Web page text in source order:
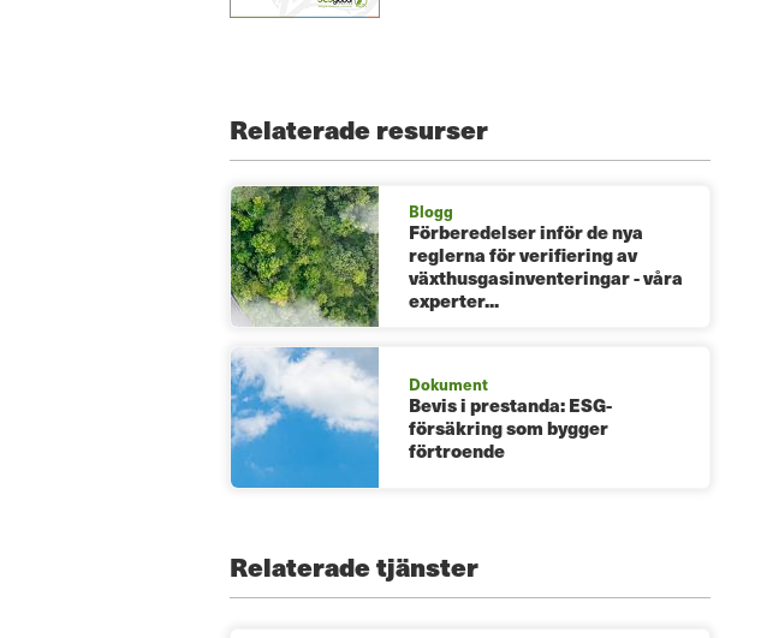
Relaterade resurser
Blogg
Förberedelser inför de nya
reglerna för verifiering av
växthusgasinventeringar - våra
experter...
Dokument
Bevis i prestanda: ESG-
försäkring som bygger
förtroende
Relaterade tjänster